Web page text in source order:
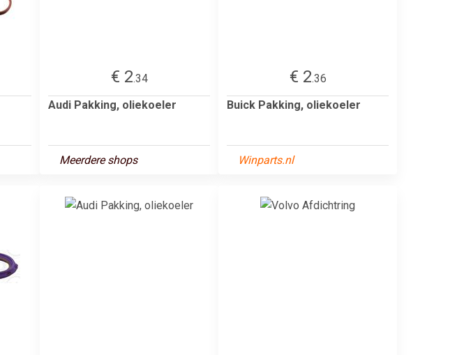
€ 2.34
Audi Pakking, oliekoeler
Meerdere shops
€ 2.36
Buick Pakking, oliekoeler
Winparts.nl